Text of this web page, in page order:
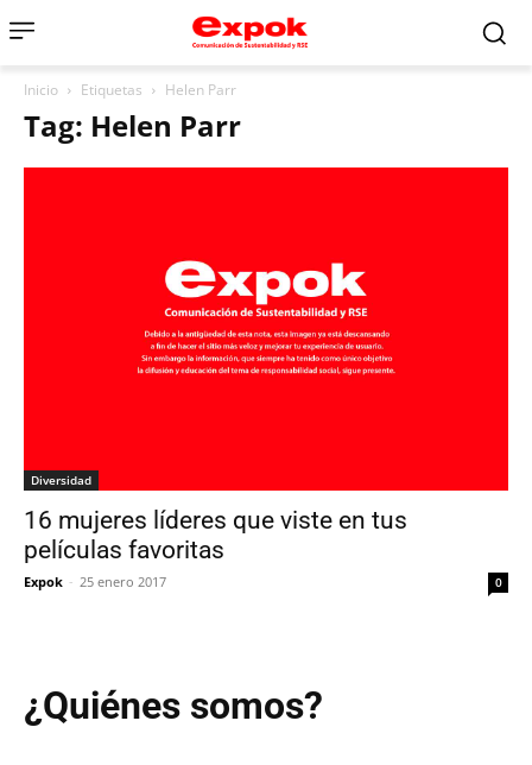
Inicio Etiquetas Helen Parr
Tag: Helen Parr
Diversidad
16 mujeres líderes que viste en tus
películas favoritas
Expok - 25 enero 2017 0
¿Quiénes somos?